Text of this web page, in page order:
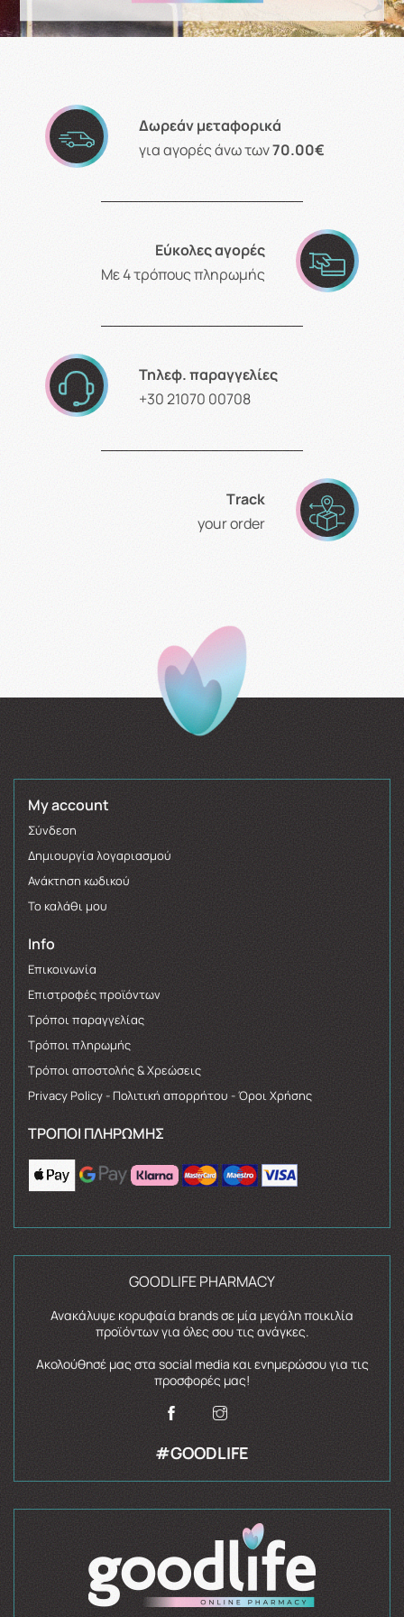
Δωρεάν μεταφορικά
για αγορές άνω των70.00€
Εύκολες αγορές
Με 4 τρόπους πληρωμής
Τηλεφ. παραγγελίες
+30 21070 00708
Τrack
your order
My account
Σύνδεση
Δημιουργία λογαριασμού
Ανάκτηση κωδικού
Το καλάθι μου
Info
Επικοινωνία
Επιστροφές προϊόντων
Τρόποι παραγγελίας
Τρόποι πληρωμής
Τρόποι αποστολής & Χρεώσεις
Privacy Policy - Πολιτική απορρήτου - Όροι Χρήσης
ΤΡΌΠΟΙ ΠΛΗΡΩΜΉΣ
GOODLIFE PHARMACY
Ανακάλυψε κορυφαία brands σε μία μεγάλη ποικιλία
προϊόντων για όλες σου τις ανάγκες.
Ακολούθησέ μας στα social media και ενημερώσου για τις
προσφορές μας!
#GOODLIFE